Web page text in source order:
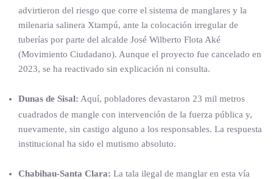
advirtieron del riesgo que corre el sistema de manglares y la
milenaria salinera Xtampú, ante la colocación irregular de
tuberías por parte del alcalde José Wilberto Flota Aké
(Movimiento Ciudadano). Aunque el proyecto fue cancelado en
2023, se ha reactivado sin explicación ni consulta.
Dunas de Sisal: Aquí, pobladores devastaron 23 mil metros
cuadrados de mangle con intervención de la fuerza pública y,
nuevamente, sin castigo alguno a los responsables. La respuesta
institucional ha sido el mutismo absoluto.
Chabihau-Santa Clara: La tala ilegal de manglar en esta vía